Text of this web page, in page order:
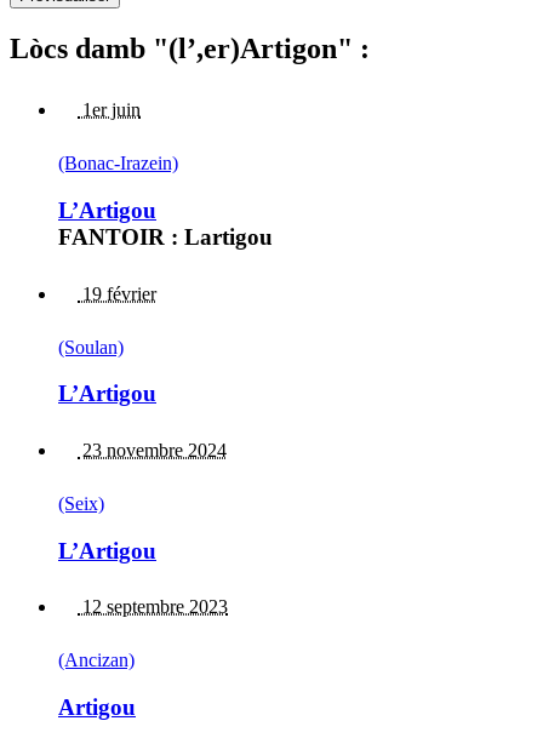
Lòcs damb "(l’,er)Artigon" :
1er juin
(Bonac-Irazein)
L’Artigou
FANTOIR : Lartigou
19 février
(Soulan)
L’Artigou
23 novembre 2024
(Seix)
L’Artigou
12 septembre 2023
(Ancizan)
Artigou